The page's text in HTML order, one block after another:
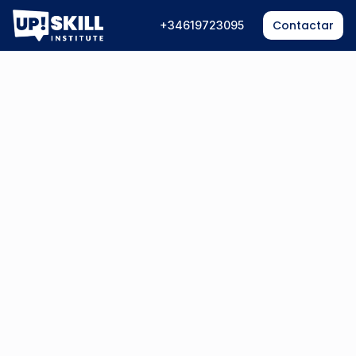
+34619723095 Contactar